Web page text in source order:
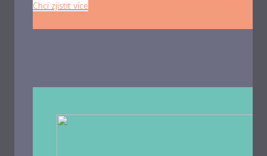
Chci zjistit více